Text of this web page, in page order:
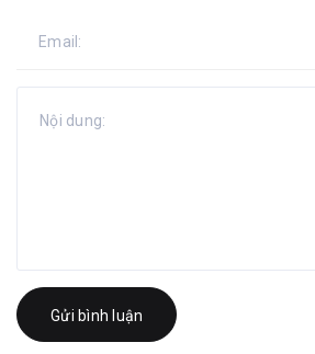
Gửi bình luận